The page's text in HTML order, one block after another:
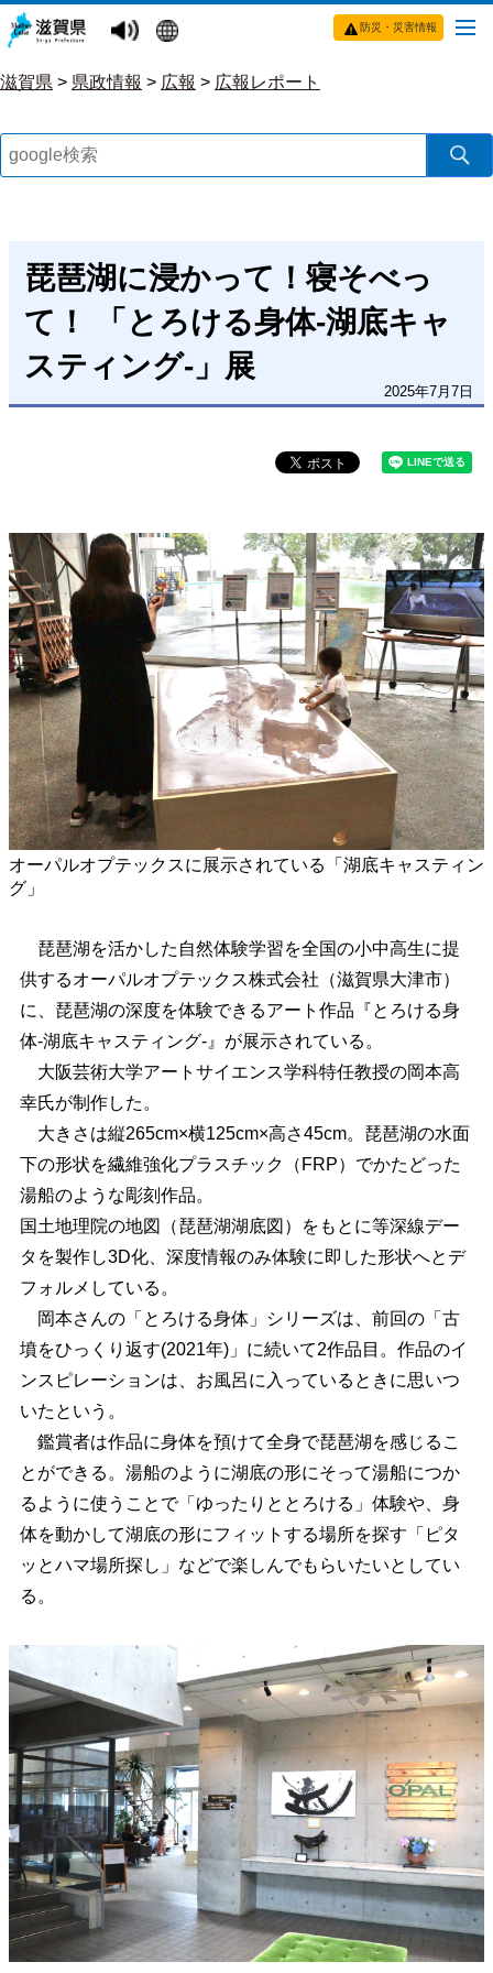
防災・災害情報
滋賀県 > 県政情報 > 広報 > 広報レポート
琵琶湖に浸かって！寝そべっ
て！ 「とろける身体-湖底キャ
スティング-」展
2025年7月7日
オーパルオプテックスに展示されている「湖底キャスティン
グ」
琵琶湖を活かした自然体験学習を全国の小中高生に提
供するオーパルオプテックス株式会社（滋賀県大津市）
に、琵琶湖の深度を体験できるアート作品『とろける身
体-湖底キャスティング-』が展示されている。
大阪芸術大学アートサイエンス学科特任教授の岡本高
幸氏が制作した。
大きさは縦265cm×横125cm×高さ45cm。琵琶湖の水面
下の形状を繊維強化プラスチック（FRP）でかたどった
湯船のような彫刻作品。
国土地理院の地図（琵琶湖湖底図）をもとに等深線デー
タを製作し3D化、深度情報のみ体験に即した形状へとデ
フォルメしている。
岡本さんの「とろける身体」シリーズは、前回の「古
墳をひっくり返す(2021年)」に続いて2作品目。作品のイ
ンスピレーションは、お風呂に入っているときに思いつ
いたという。
鑑賞者は作品に身体を預けて全身で琵琶湖を感じるこ
とができる。湯船のように湖底の形にそって湯船につか
るように使うことで「ゆったりととろける」体験や、身
体を動かして湖底の形にフィットする場所を探す「ピタ
ッとハマ場所探し」などで楽しんでもらいたいとしてい
る。